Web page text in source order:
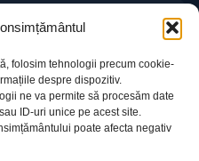
folosim tehnologii precum cookie-
despre dispozitiv.
ne va permite să procesăm date
ID-uri unice pe acest site.
poate afecta negativ
al CCI Maramureș